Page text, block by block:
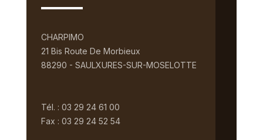
CHARPIMO
21 Bis Route De Morbieux
88290 - SAULXURES-SUR-MOSELOTTE
Tél. : 03 29 24 61 00
Fax : 03 29 24 52 54